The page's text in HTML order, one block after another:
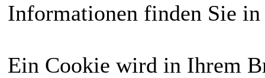
Informationen finden Sie
Ein Cookie wird in Ihrem